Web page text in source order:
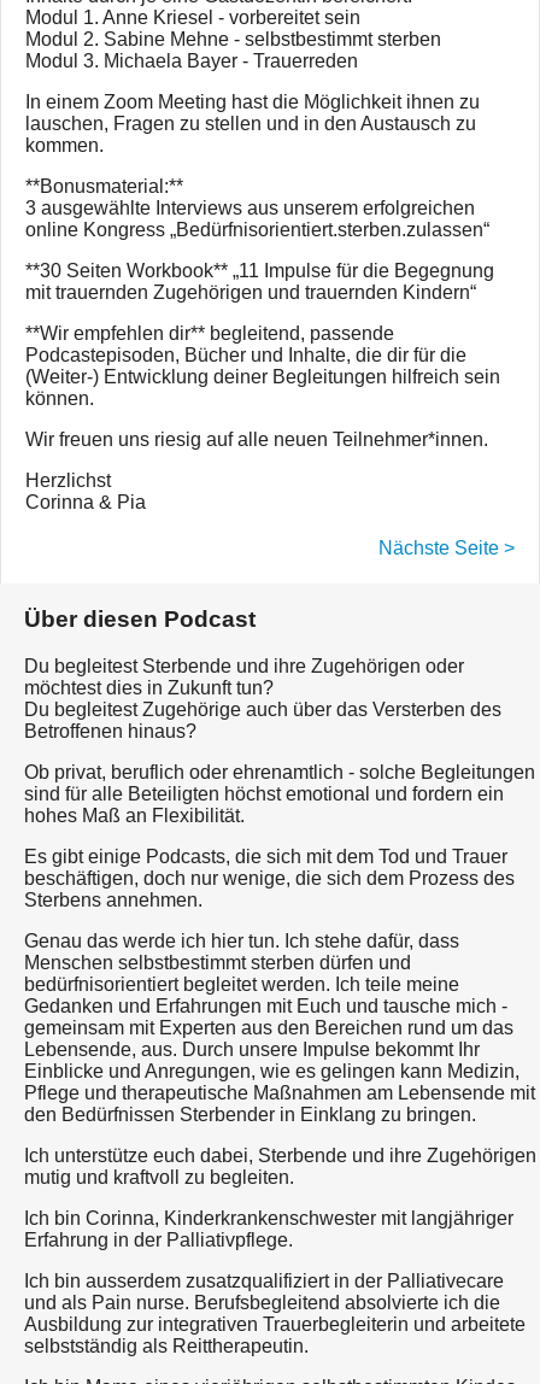
Modul 1. Anne Kriesel - vorbereitet sein
Modul 2. Sabine Mehne - selbstbestimmt sterben
Modul 3. Michaela Bayer - Trauerreden
In einem Zoom Meeting hast die Möglichkeit ihnen zu
lauschen, Fragen zu stellen und in den Austausch zu
kommen.
**Bonusmaterial:**
3 ausgewählte Interviews aus unserem erfolgreichen
online Kongress „Bedürfnisorientiert.sterben.zulassen“
**30 Seiten Workbook** „11 Impulse für die Begegnung
mit trauernden Zugehörigen und trauernden Kindern“
**Wir empfehlen dir** begleitend, passende
Podcastepisoden, Bücher und Inhalte, die dir für die
(Weiter-) Entwicklung deiner Begleitungen hilfreich sein
können.
Wir freuen uns riesig auf alle neuen Teilnehmer*innen.
Herzlichst
Corinna & Pia
Nächste Seite >
Über diesen Podcast
Du begleitest Sterbende und ihre Zugehörigen oder
möchtest dies in Zukunft tun?
Du begleitest Zugehörige auch über das Versterben des
Betroffenen hinaus?
Ob privat, beruflich oder ehrenamtlich - solche Begleitungen
sind für alle Beteiligten höchst emotional und fordern ein
hohes Maß an Flexibilität.
Es gibt einige Podcasts, die sich mit dem Tod und Trauer
beschäftigen, doch nur wenige, die sich dem Prozess des
Sterbens annehmen.
Genau das werde ich hier tun. Ich stehe dafür, dass
Menschen selbstbestimmt sterben dürfen und
bedürfnisorientiert begleitet werden. Ich teile meine
Gedanken und Erfahrungen mit Euch und tausche mich -
gemeinsam mit Experten aus den Bereichen rund um das
Lebensende, aus. Durch unsere Impulse bekommt Ihr
Einblicke und Anregungen, wie es gelingen kann Medizin,
Pflege und therapeutische Maßnahmen am Lebensende mit
den Bedürfnissen Sterbender in Einklang zu bringen.
Ich unterstütze euch dabei, Sterbende und ihre Zugehörigen
mutig und kraftvoll zu begleiten.
Ich bin Corinna, Kinderkrankenschwester mit langjähriger
Erfahrung in der Palliativpflege.
Ich bin ausserdem zusatzqualifiziert in der Palliativecare
und als Pain nurse. Berufsbegleitend absolvierte ich die
Ausbildung zur integrativen Trauerbegleiterin und arbeitete
selbstständig als Reittherapeutin.